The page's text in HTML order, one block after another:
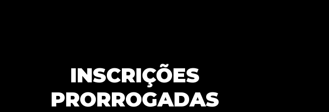
INSCRIÇÕES
PRORROGADAS